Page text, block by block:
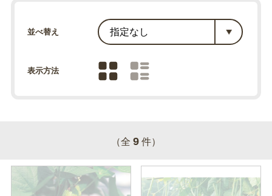
並べ替え
表示方法
（全 9 件）